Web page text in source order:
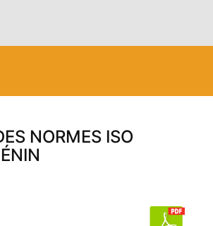
NORMES ISO